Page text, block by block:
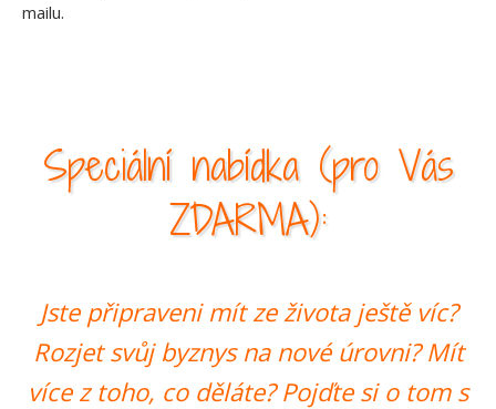
mailu.
Speciální nabídka (pro Vás
ZDARMA):
Jste připraveni mít ze života ještě víc?
Rozjet svůj byznys na nové úrovni? Mít
více z toho, co děláte? Pojďte si o tom s